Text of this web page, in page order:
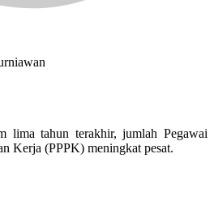
lima tahun terakhir, jumlah Pegawai
Kerja (PPPK) meningkat pesat.